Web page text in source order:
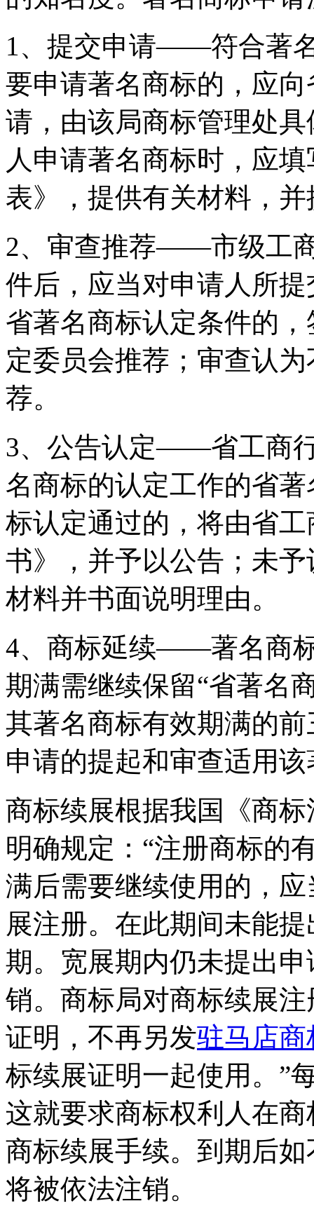
1、提交申请——符合著
要申请著名商标的，应
请，由该局商标管理处
人申请著名商标时，应
表》，提供有关材料，
2、审查推荐——市级工
件后，应当对申请人所
省著名商标认定条件的
定委员会推荐；审查认
荐。
3、公告认定——省工商
名商标的认定工作的省
标认定通过的，将由省
书》，并予以公告；未
材料并书面说明理由。
4、商标延续——著名商
期满需继续保留“省著名
其著名商标有效期满的
申请的提起和审查适用
商标续展根据我国《商
明确规定：“注册商标的
满后需要继续使用的，
展注册。在此期间未能
期。宽展期内仍未提出
销。商标局对商标续展
证明，不再另发驻马店商
标续展证明一起使用。”
这就要求商标权利人在
商标续展手续。到期后
将被依法注销。